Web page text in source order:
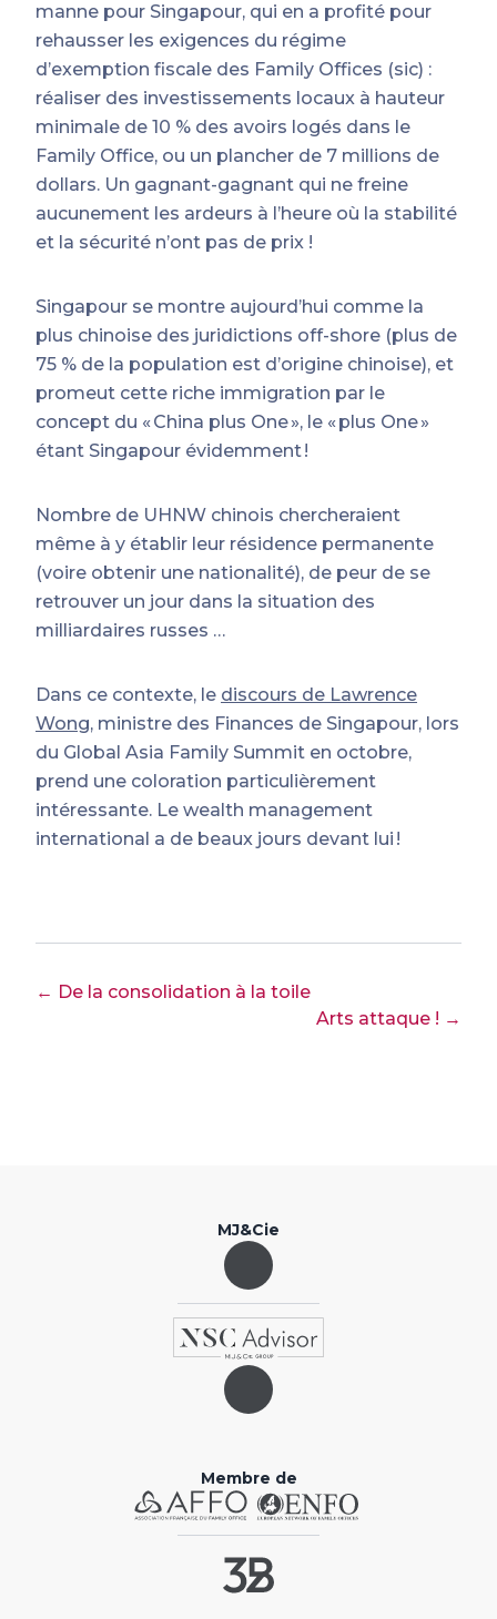
manne pour Singapour, qui en a profité pour
rehausser les exigences du régime
d’exemption fiscale des Family Offices (sic) :
réaliser des investissements locaux à hauteur
minimale de 10 % des avoirs logés dans le
Family Office, ou un plancher de 7 millions de
dollars. Un gagnant-gagnant qui ne freine
aucunement les ardeurs à l’heure où la stabilité
et la sécurité n’ont pas de prix !
Singapour se montre aujourd’hui comme la
plus chinoise des juridictions off-shore (plus de
75 % de la population est d’origine chinoise), et
promeut cette riche immigration par le
concept du « China plus One », le « plus One »
étant Singapour évidemment !
Nombre de UHNW chinois chercheraient
même à y établir leur résidence permanente
(voire obtenir une nationalité), de peur de se
retrouver un jour dans la situation des
milliardaires russes …
Dans ce contexte, le discours de Lawrence
Wong, ministre des Finances de Singapour, lors
du Global Asia Family Summit en octobre,
prend une coloration particulièrement
intéressante. Le wealth management
international a de beaux jours devant lui !
← De la consolidation à la toile
Arts attaque ! →
MJ&Cie
Membre de